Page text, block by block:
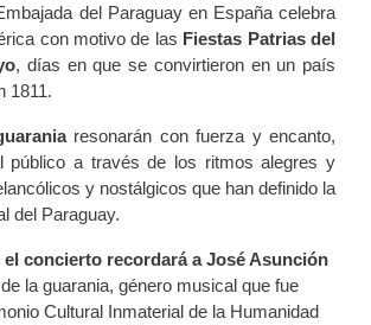
del Paraguay en España celebra
con motivo de las Fiestas Patrias del
, días en que se convirtieron en un país
1811.
resonarán con fuerza y encanto,
público a través de los ritmos alegres y
y nostálgicos que han definido la
del Paraguay.
el concierto recordará a José Asunción
la guarania, género musical que fue
Cultural Inmaterial de la Humanidad